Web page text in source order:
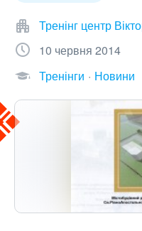
Тренінг центр
10 червня 2014
Тренінги
Новини